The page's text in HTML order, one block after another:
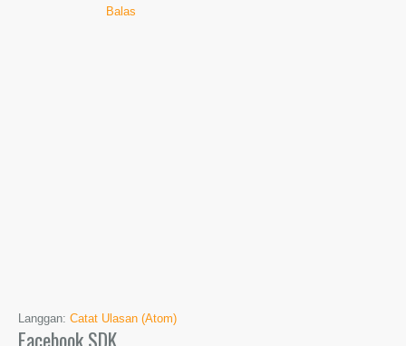
Balas
Langgan: Catat Ulasan (Atom)
Facebook SDK